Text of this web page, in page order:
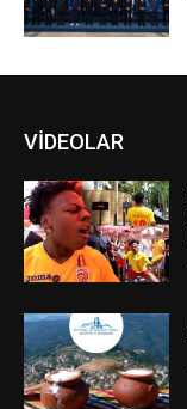
VİDEOLAR